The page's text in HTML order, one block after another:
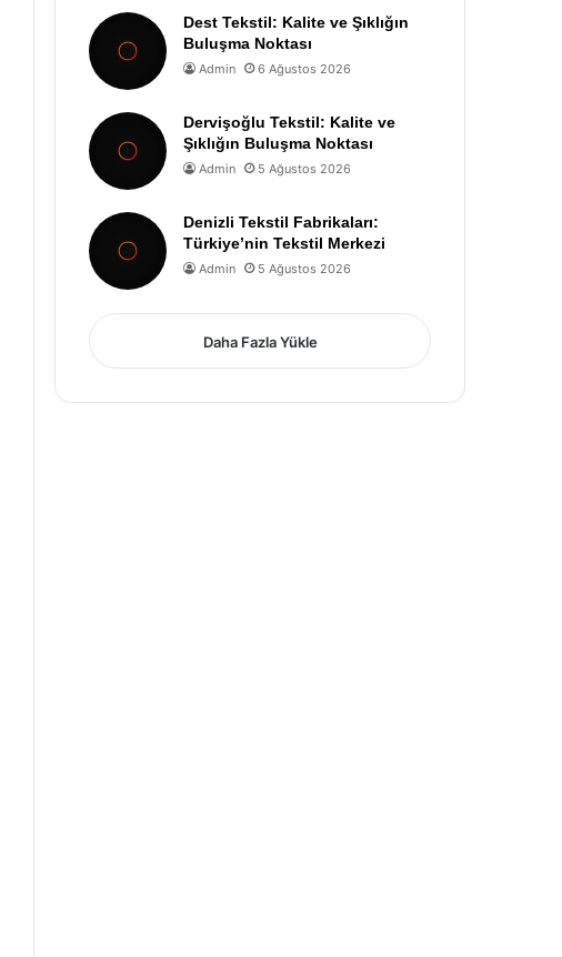
Dest Tekstil: Kalite ve Şıklığın
Buluşma Noktası
Admin 6 Ağustos 2026
Dervişoğlu Tekstil: Kalite ve
Şıklığın Buluşma Noktası
Admin 5 Ağustos 2026
Denizli Tekstil Fabrikaları:
Türkiye’nin Tekstil Merkezi
Admin 5 Ağustos 2026
Daha Fazla Yükle